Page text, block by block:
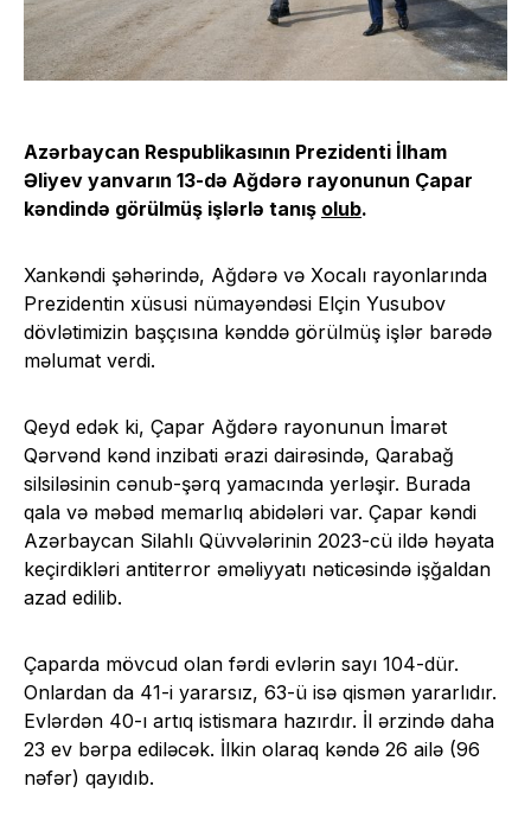
Azərbaycan Respublikasının Prezidenti İlham
Əliyev yanvarın 13-də Ağdərə rayonunun Çapar
kəndində görülmüş işlərlə tanış olub.
Xankəndi şəhərində, Ağdərə və Xocalı rayonlarında
Prezidentin xüsusi nümayəndəsi Elçin Yusubov
dövlətimizin başçısına kənddə görülmüş işlər barədə
məlumat verdi.
Qeyd edək ki, Çapar Ağdərə rayonunun İmarət
Qərvənd kənd inzibati ərazi dairəsində, Qarabağ
silsiləsinin cənub-şərq yamacında yerləşir. Burada
qala və məbəd memarlıq abidələri var. Çapar kəndi
Azərbaycan Silahlı Qüvvələrinin 2023-cü ildə həyata
keçirdikləri antiterror əməliyyatı nəticəsində işğaldan
azad edilib.
Çaparda mövcud olan fərdi evlərin sayı 104-dür.
Onlardan da 41-i yararsız, 63-ü isə qismən yararlıdır.
Evlərdən 40-ı artıq istismara hazırdır. İl ərzində daha
23 ev bərpa ediləcək. İlkin olaraq kəndə 26 ailə (96
nəfər) qayıdıb.